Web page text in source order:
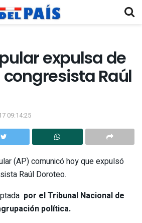
expulsa de
Raúl
09:14:25
(AP) comunicó hoy que expulsó
Raúl Doroteo.
por el Tribunal Nacional de
política.